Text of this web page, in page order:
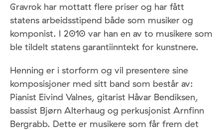
Gravrok har mottatt flere priser og har fått
statens arbeidsstipend både som musiker og
komponist. I 2010 var han en av to musikere som
ble tildelt statens garantiinntekt for kunstnere.
Henning er i storform og vil presentere sine
komposisjoner med sitt band som består av:
Pianist Eivind Valnes, gitarist Håvar Bendiksen,
bassist Bjørn Alterhaug og perkusjonist Arnfinn
Bergrabb. Dette er musikere som får frem det